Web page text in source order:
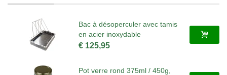
Bac à désoperculer avec tamis
en acier inoxydable
€ 125,95
Pot verre rond 375ml / 450g,